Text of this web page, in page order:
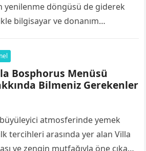
yenilenme döngüsü de giderek
bilgisayar ve donanım
nedeniyle birkaç yıl…
Bosphorus Menüsü
Bilmeniz Gerekenler
büyüleyici atmosferinde yemek
tercihleri arasında yer alan Villa
ve zengin mutfağıyla öne çıkan